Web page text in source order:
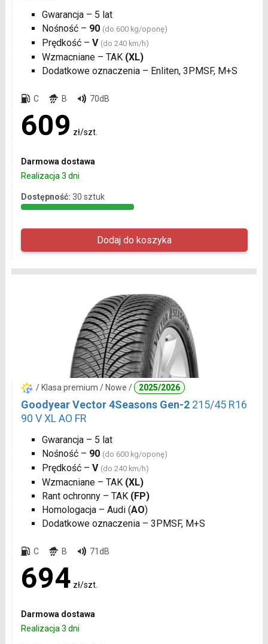
Gwarancja – 5 lat
Nośność – 90 (do 600 kg/oponę)
Prędkość – V (do 240 km/h)
Wzmacniane – TAK (XL)
Dodatkowe oznaczenia – Enliten, 3PMSF, M+S
C B 70dB
609 zł/szt.
Darmowa dostawa
Realizacja 3 dni
Dostępność: 30 sztuk
/ Klasa premium / Nowe / 2025/2026
Goodyear Vector 4Seasons Gen-2 215/45 R16
90 V XL AO FR
Gwarancja – 5 lat
Nośność – 90 (do 600 kg/oponę)
Prędkość – V (do 240 km/h)
Wzmacniane – TAK (XL)
Rant ochronny – TAK (FP)
Homologacja – Audi (AO)
Dodatkowe oznaczenia – 3PMSF, M+S
C B 71dB
694 zł/szt.
Darmowa dostawa
Realizacja 3 dni